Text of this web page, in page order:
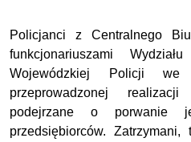
Policjanci z Centralnego
funkcjonariuszami
Wojewódzkiej Policji
przeprowadzonej
podejrzane o porwanie
przedsiębiorców.